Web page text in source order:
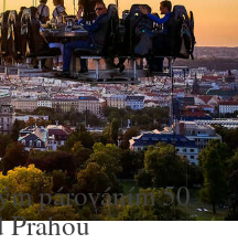
párováním 50
Prahou